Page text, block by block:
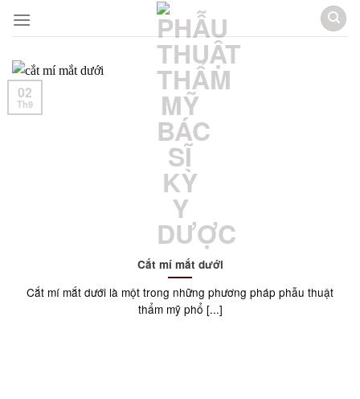
Cắt mí mắt dưới
Cắt mí mắt dưới là một trong những phương pháp phẫu thuật
thẩm mỹ phổ [...]
02
Th9